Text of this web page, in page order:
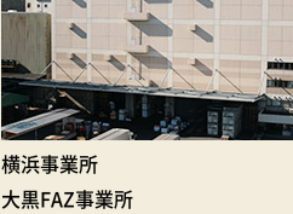
横浜事業所
大黒FAZ事業所